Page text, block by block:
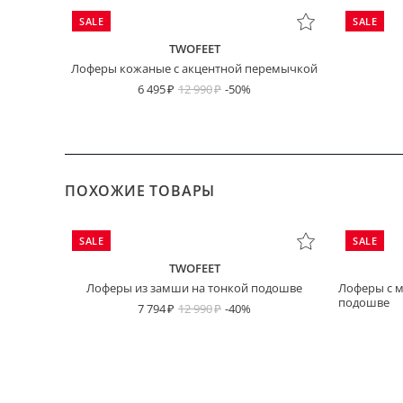
SALE
TWOFEET
Лоферы кожаные с акцентной перемычкой
6 495
12 990 -50%
SALE
ПОХОЖИЕ ТОВАРЫ
SALE
TWOFEET
Лоферы из замши на тонкой подошве
7 794
12 990 -40%
SALE
Лоферы с
подошве